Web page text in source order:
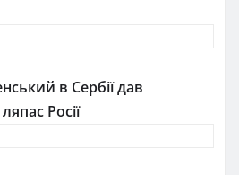
в Сербії дав
Росії